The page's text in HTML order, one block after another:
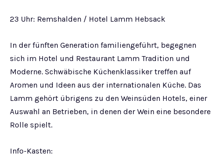
23 Uhr: Remshalden / Hotel Lamm Hebsack
In der fünften Generation familiengeführt, begegnen
sich im Hotel und Restaurant Lamm Tradition und
Moderne. Schwäbische Küchenklassiker treffen auf
Aromen und Ideen aus der internationalen Küche. Das
Lamm gehört übrigens zu den Weinsüden Hotels, einer
Auswahl an Betrieben, in denen der Wein eine besondere
Rolle spielt.
Info-Kasten: